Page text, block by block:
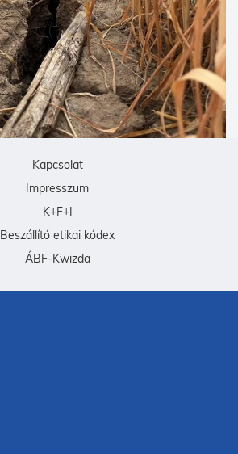
Kapcsolat
Impresszum
K+F+I
Beszállító etikai kódex
ÁBF-Kwizda